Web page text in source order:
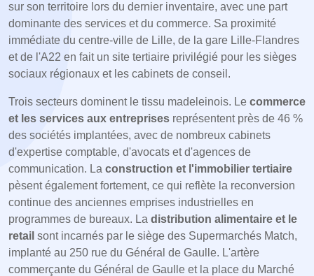
sur son territoire lors du dernier inventaire, avec une part
dominante des services et du commerce. Sa proximité
immédiate du centre-ville de Lille, de la gare Lille-Flandres
et de l'A22 en fait un site tertiaire privilégié pour les sièges
sociaux régionaux et les cabinets de conseil.
Trois secteurs dominent le tissu madeleinois. Le commerce
et les services aux entreprises représentent près de 46 %
des sociétés implantées, avec de nombreux cabinets
d'expertise comptable, d'avocats et d'agences de
communication. La construction et l'immobilier tertiaire
pèsent également fortement, ce qui reflète la reconversion
continue des anciennes emprises industrielles en
programmes de bureaux. La distribution alimentaire et le
retail sont incarnés par le siège des Supermarchés Match,
implanté au 250 rue du Général de Gaulle. L'artère
commerçante du Général de Gaulle et la place du Marché